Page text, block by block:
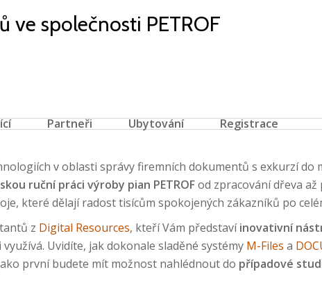
ve společnosti PETROF
Partneři Ubytování Registrace
v oblasti správy firemních dokumentů s exkurzí do
ruční práci výroby pian PETROFod zpracování dřeva
které dělají radost tisícům spokojených zákazníků po
z Digital Resources, kteří Vám představíinovativní
Uvidíte, jak dokonale sladěné systémy M-Files a
první budete mít možnost nahlédnout do případové